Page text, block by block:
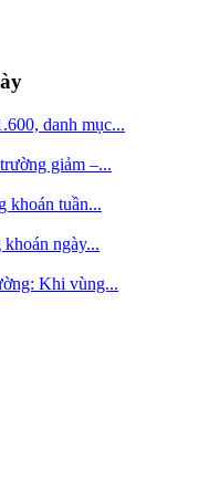
danh mục...
giảm –...
khoán tuần...
ngày...
Khi vùng...